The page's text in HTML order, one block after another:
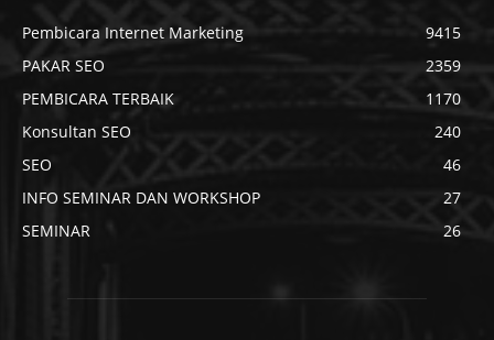
Pembicara Internet Marketing
9415
PAKAR SEO
2359
PEMBICARA TERBAIK
1170
Konsultan SEO
240
SEO
46
INFO SEMINAR DAN WORKSHOP
27
SEMINAR
26